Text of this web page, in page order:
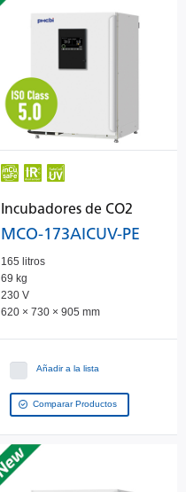
Incubadores de CO2
MCO-173AICUV-PE
165 litros
69 kg
230 V
620 × 730 × 905 mm
Añadir a la lista
Comparar Productos